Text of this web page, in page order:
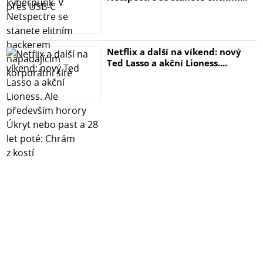
DAC, jako je náš DacMagic 200M nebo vysoce kvalitní
DAC, které se nacházejí v zesilovačích CX. Každá součást
v CXC je zaměřena na provedení tohoto úkolu s
přesností.
Přesné řízení
Disková jednotka v CXC byla původně navržena našimi
inženýry pro naše špičkové CD přehrávače. Proslulé
servo S3 není žádná víceúčelová disková jednotka.
Otáčením audio CD přesnou rychlostí potřebnou pro
Netflix a další na víkend: nový
Ted Lasso a akční Lioness....